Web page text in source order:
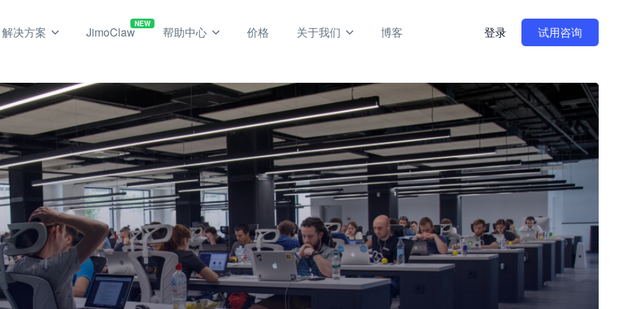
解决方案 JimoClaw
NEW
帮助中心 价格 关于我们 博客 登录 试用咨询